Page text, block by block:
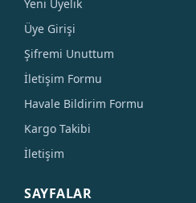
Yeni Üyelik
Üye Girişi
Şifremi Unuttum
İletişim Formu
Havale Bildirim Formu
Kargo Takibi
İletişim
SAYFALAR